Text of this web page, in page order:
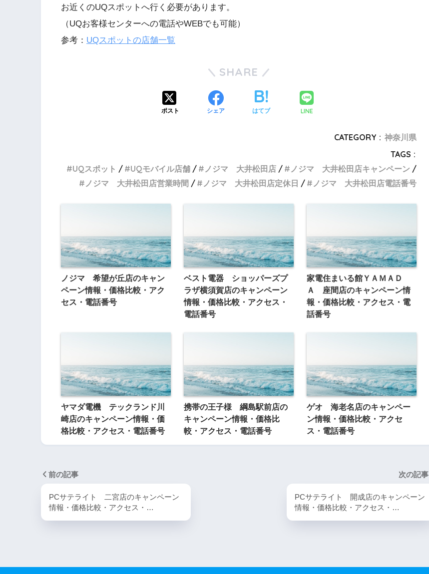
お近くのUQスポットへ行く必要があります。
（UQお客様センターへの電話やWEBでも可能）
参考： UQスポットの店舗一覧
SHARE
ポスト シェア はてブ LINE
CATEGORY : 神奈川県
TAGS :
UQスポット
UQモバイル店舗 ノジマ 大井松田店
ノジマ 大井松田店キャンペーン
ノジマ 大井松田店営業時間
ノジマ 大井松田店定休日 ノジマ 大井松田店電話番号
ノジマ 希望が丘店のキャン
ペーン情報・価格比較・アク
セス・電話番号
ベスト電器 ショッパーズプ
ラザ横須賀店のキャンペーン
情報・価格比較・アクセス・
電話番号
家電住まいる館ＹＡＭＡＤ
Ａ 座間店のキャンペーン情
報・価格比較・アクセス・電
話番号
ヤマダ電機 テックランド川
崎店のキャンペーン情報・価
格比較・アクセス・電話番号
携帯の王子様 綱島駅前店の
キャンペーン情報・価格比
較・アクセス・電話番号
ゲオ 海老名店のキャンペー
ン情報・価格比較・アクセ
ス・電話番号
前の記事
PCサテライト 二宮店のキャンペーン
情報・価格比較・アクセス・…
次の記事
PCサテライト 開成店のキャンペーン
情報・価格比較・アクセス・…